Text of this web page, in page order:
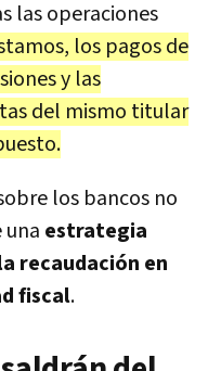
las operaciones
los pagos de
y las
del mismo titular
los bancos no
una estrategia
recaudación en
fiscal.